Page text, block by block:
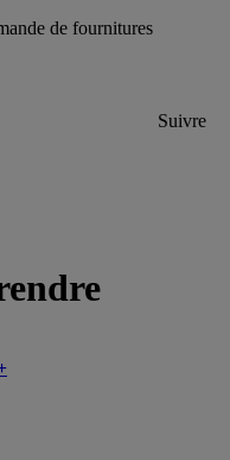
de fournitures
Suivre